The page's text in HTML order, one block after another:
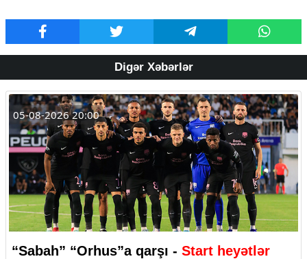
Digər Xəbərlər
05-08-2026 20:00
“Sabah” “Orhus”a qarşı - Start heyətlər